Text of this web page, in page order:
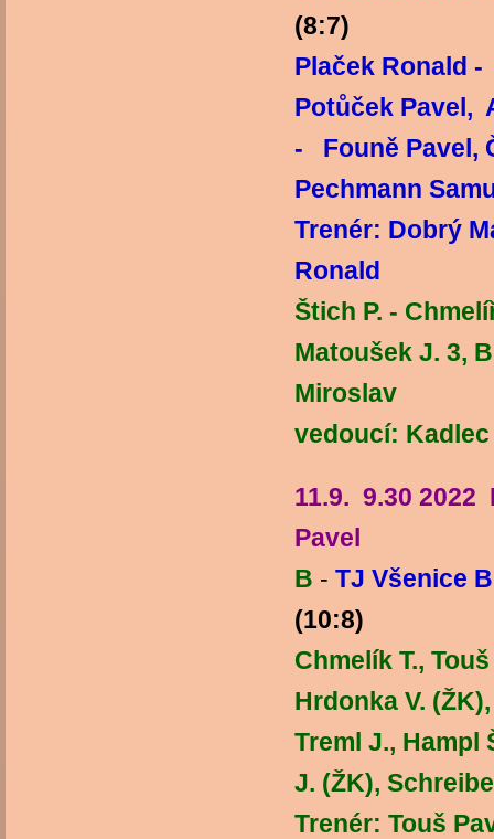
(8:7)
Plaček Ronald -
Potůček Pavel,
- Founě Pavel,
Pechmann
Trenér: Dobrý
Štich P. -
Matoušek J. 3,
vedoucí:
11.9. 9.30 2022
Pavel
B - TJ Všenice
(10:8)
Chmelík T.,
Hrdonka V.
Treml J., Hampl
J. (ŽK),
Trenér: Touš